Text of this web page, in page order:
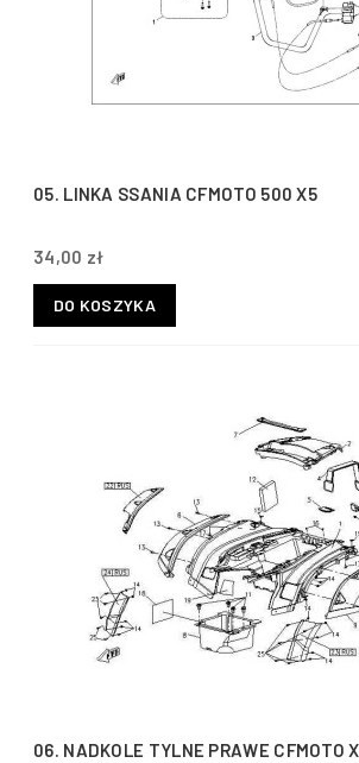
05. LINKA SSANIA CFMOTO 500 X5
34,00 zł
DO KOSZYKA
06. NADKOLE TYLNE PRAWE